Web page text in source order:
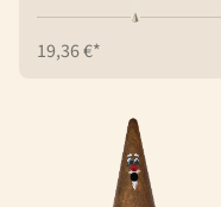
19,36 €*